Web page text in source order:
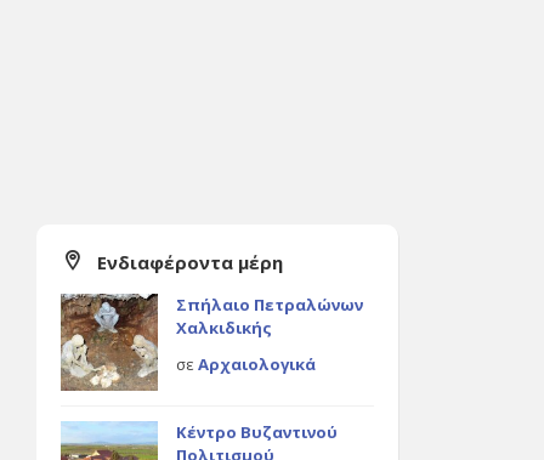
Ενδιαφέροντα μέρη
Σπήλαιο Πετραλώνων
Χαλκιδικής
σε Αρχαιολογικά
Κέντρο Βυζαντινού